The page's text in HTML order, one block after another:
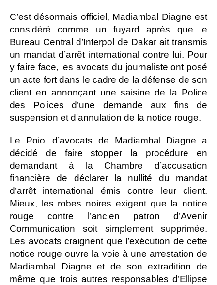
C’est désormais officiel, Madiambal Diagne est
considéré comme un fuyard après que le
Bureau Central d’Interpol de Dakar ait transmis
un mandat d’arrêt international contre lui. Pour
y faire face, les avocats du journaliste ont posé
un acte fort dans le cadre de la défense de son
client en annonçant une saisine de la Police
des Polices d’une demande aux fins de
suspension et d’annulation de la notice rouge.
Le Poiol d’avocats de Madiambal Diagne a
décidé de faire stopper la procédure en
demandant à la Chambre d’accusation
financière de déclarer la nullité du mandat
d’arrêt international émis contre leur client.
Mieux, les robes noires exigent que la notice
rouge contre l’ancien patron d’Avenir
Communication soit simplement supprimée.
Les avocats craignent que l’exécution de cette
notice rouge ouvre la voie à une arrestation de
Madiambal Diagne et de son extradition de
même que trois autres responsables d’Ellipse